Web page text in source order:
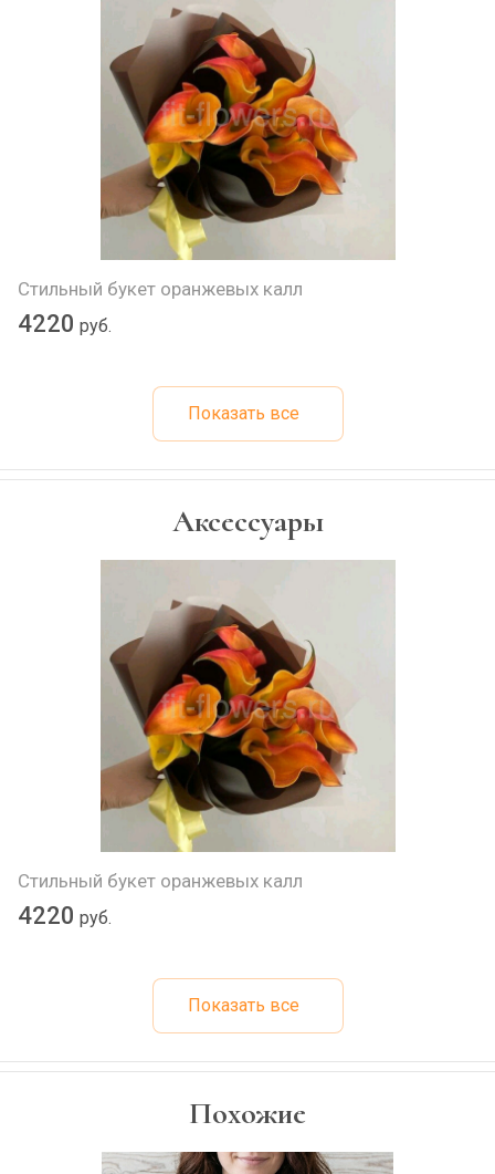
Стильный букет оранжевых калл
4220 руб.
Показать все
Аксессуары
Стильный букет оранжевых калл
4220 руб.
Показать все
Похожие